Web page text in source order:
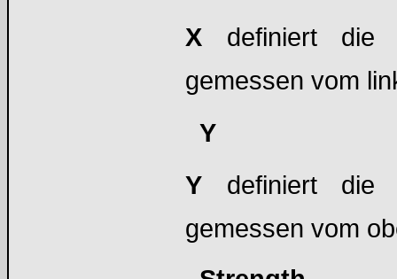
X definiert die
gemessen vom
Y
Y definiert die
gemessen vom